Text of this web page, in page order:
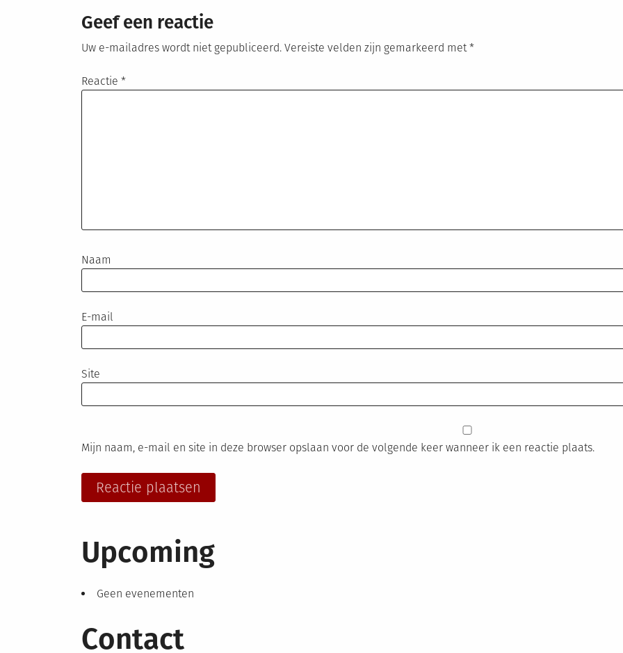
Geef een reactie
Uw e-mailadres wordt niet gepubliceerd. Vereiste velden zijn gemarkeerd met*
Reactie *
Naam
E-mail
Site
Mijn naam, e-mail en site in deze browser opslaan voor de volgende keer wanneer ik een reactie plaats.
Upcoming
Geen evenementen
Contact